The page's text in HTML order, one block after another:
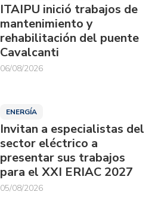
ITAIPU inició trabajos de
mantenimiento y
rehabilitación del puente
Cavalcanti
06/08/2026
ENERGÍA
Invitan a especialistas del
sector eléctrico a
presentar sus trabajos
para el XXI ERIAC 2027
05/08/2026